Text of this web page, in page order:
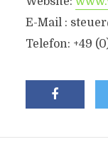
E-Mail :
Telefon: +49